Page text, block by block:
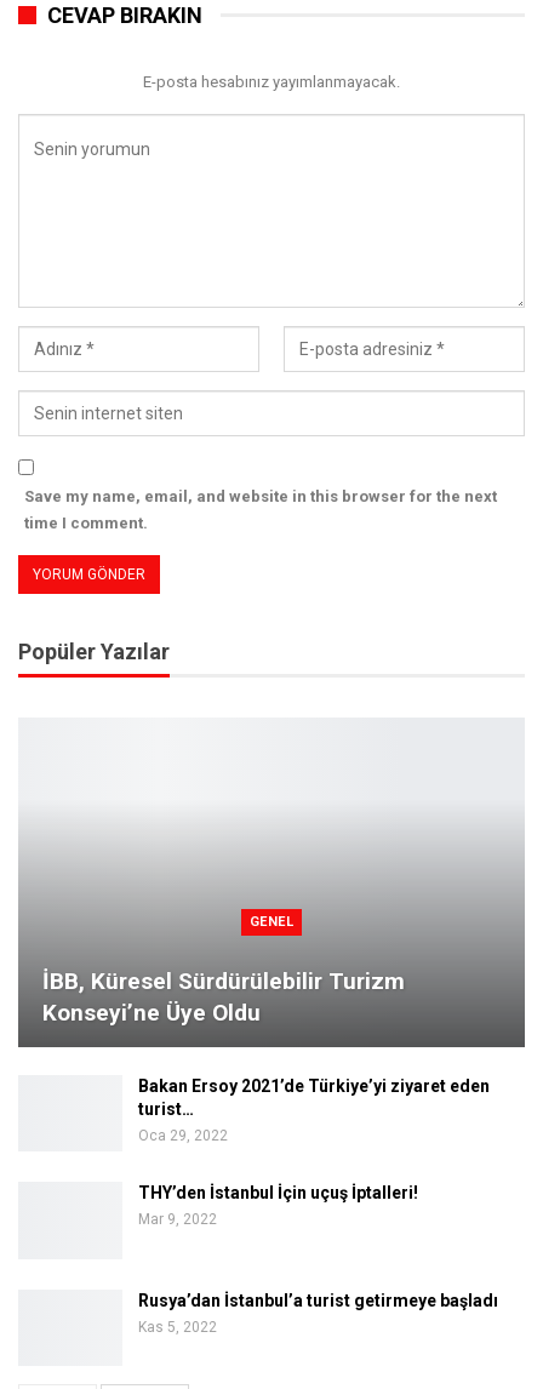
CEVAP BIRAKIN
E-posta hesabınız yayımlanmayacak.
Save my name, email, and website in this browser for the next
time I comment.
Popüler Yazılar
GENEL
İBB, Küresel Sürdürülebilir Turizm
Konseyi’ne Üye Oldu
Bakan Ersoy 2021’de Türkiye’yi ziyaret eden
turist…
Oca 29, 2022
THY’den İstanbul İçin uçuş İptalleri!
Mar 9, 2022
Rusya’dan İstanbul’a turist getirmeye başladı
Kas 5, 2022